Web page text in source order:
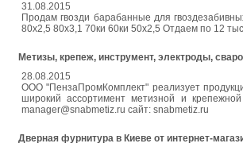
31.08.2015
Продам гвозди барабанные для
80х2,5 80х3,1 70ки 60ки 50х2,5 Отдаем по 12
Метизы, крепеж, инструмент, электроды,
28.08.2015
ООО "ПензаПромКомплект" реализует
широкий ассортимент метизной и
manager@snabmetiz.ru сайт: snabmetiz.ru
Дверная фурнитура в Киеве от интернет-